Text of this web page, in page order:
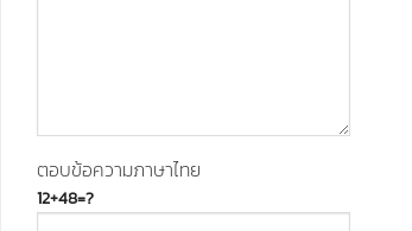
ตอบข้อความภาษาไทย
12+48=?